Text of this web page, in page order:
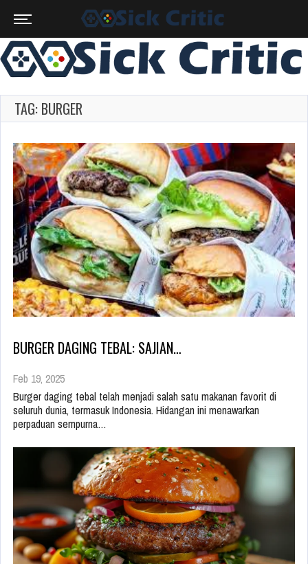
TAG: BURGER
BURGER DAGING TEBAL: SAJIAN…
Feb 19, 2025
Burger daging tebal telah menjadi salah satu makanan favorit di
seluruh dunia, termasuk Indonesia. Hidangan ini menawarkan
perpaduan sempurna…